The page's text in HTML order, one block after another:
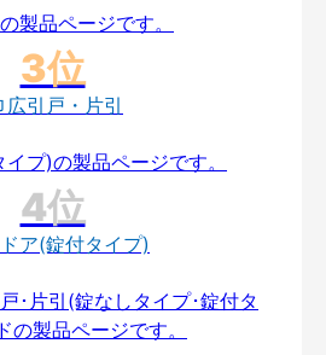
広引戸・片引
ア(錠付タイプ)